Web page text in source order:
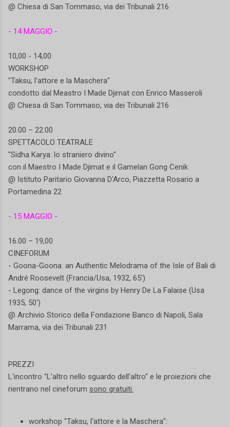
@ Chiesa di San Tommaso, via dei Tribunali 216
- 14 MAGGIO -
10,00 - 14,00
WORKSHOP
"Taksu, l'attore e la Maschera"
condotto dal Meastro I Made Djimat con Enrico Masseroli
@ Chiesa di San Tommaso, via dei Tribunali 216
20.00 – 22.00
SPETTACOLO TEATRALE
"Sidha Karya: lo straniero divino"
con il Maestro I Made Djimat e il Gamelan Gong Cenik
@ Istituto Paritario Giovanna D'Arco, Piazzetta Rosario a
Portamedina 22
- 15 MAGGIO -
16.00 – 19,00
CINEFORUM
- Goona-Goona: an Authentic Melodrama of the Isle of Bali di
André Roosevelt (Francia/Usa, 1932, 65')
- Legong: dance of the virgins by Henry De La Falaise (Usa
1935, 50')
@ Archivio Storico della Fondazione Banco di Napoli, Sala
Marrama, via dei Tribunali 231
PREZZI
L'incontro "L'altro nello sguardo dell'altro" e le proiezioni che
rientrano nel cineforum sono gratuiti.
workshop "Taksu, l'attore e la Maschera":